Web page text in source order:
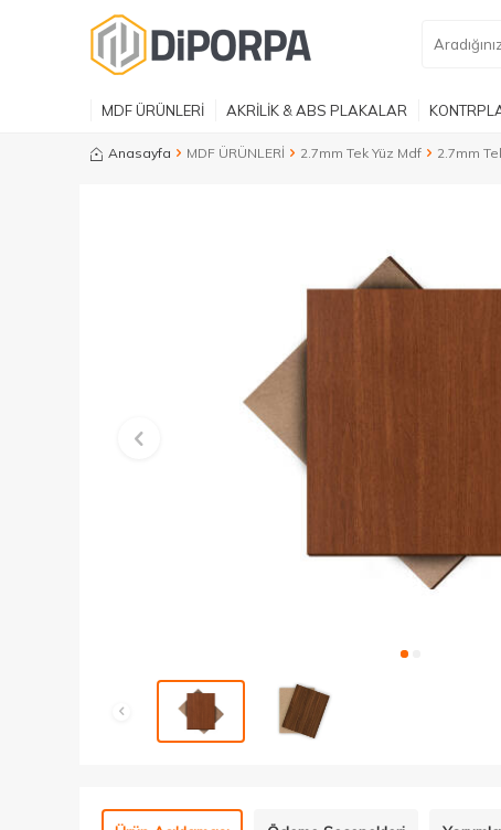
MDF ÜRÜNLERİ AKRİLİK & ABS PLAKALAR
Anasayfa MDF ÜRÜNLERİ 2.7mm Tek Yüz Mdf 2.7mm